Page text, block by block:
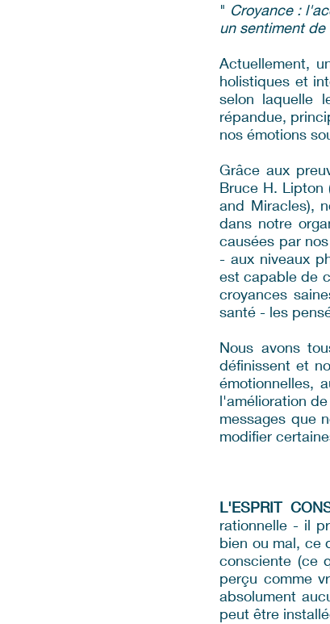
" Croyance :
un sentiment
Actuellement,
holistiques et
selon laquelle
répandue,
nos émotions
Grâce aux
Bruce H. Lipton
and Miracles),
dans notre
causées par
- aux niveaux
est capable de
croyances
santé - les
Nous avons
définissent et
émotionnelles,
l'amélioration
messages que
modifier
L'ESPRIT
rationnelle - il
bien ou mal, ce
consciente (ce
perçu comme
absolument
peut être